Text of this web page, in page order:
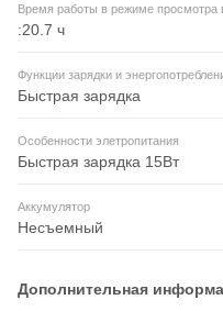
Время работы в режиме просмотра
:20.7 ч
Функции зарядки и
Быстрая зарядка
Особенности элетропитания
Быстрая зарядка 15Вт
Аккумулятор
Несъемный
Дополнительная